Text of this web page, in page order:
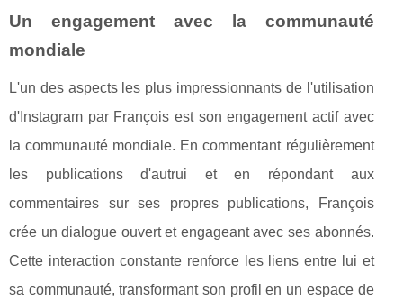
Un engagement avec la communauté
mondiale
L'un des aspects les plus impressionnants de l'utilisation
d'Instagram par François est son engagement actif avec
la communauté mondiale. En commentant régulièrement
les publications d'autrui et en répondant aux
commentaires sur ses propres publications, François
crée un dialogue ouvert et engageant avec ses abonnés.
Cette interaction constante renforce les liens entre lui et
sa communauté, transformant son profil en un espace de